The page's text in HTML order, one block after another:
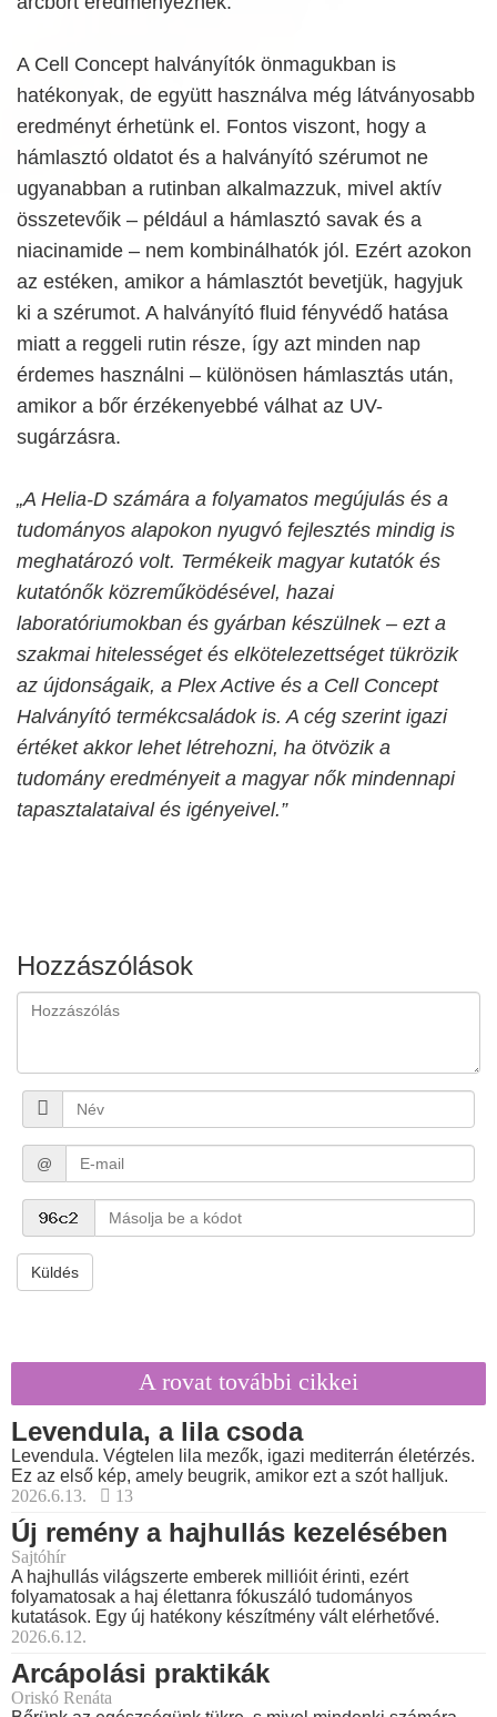
A Cell Concept halványítók önmagukban is
hatékonyak, de együtt használva még látványosabb
eredményt érhetünk el. Fontos viszont, hogy a
hámlasztó oldatot és a halványító szérumot ne
ugyanabban a rutinban alkalmazzuk, mivel aktív
összetevőik – például a hámlasztó savak és a
niacinamide – nem kombinálhatók jól. Ezért azokon
az estéken, amikor a hámlasztót bevetjük, hagyjuk
ki a szérumot. A halványító fluid fényvédő hatása
miatt a reggeli rutin része, így azt minden nap
érdemes használni – különösen hámlasztás után,
amikor a bőr érzékenyebbé válhat az UV-
sugárzásra.
„A Helia-D számára a folyamatos megújulás és a
tudományos alapokon nyugvó fejlesztés mindig is
meghatározó volt. Termékeik magyar kutatók és
kutatónők közreműködésével, hazai
laboratóriumokban és gyárban készülnek – ezt a
szakmai hitelességet és elkötelezettséget tükrözik
az újdonságaik, a Plex Active és a Cell Concept
Halványító termékcsaládok is. A cég szerint igazi
értéket akkor lehet létrehozni, ha ötvözik a
tudomány eredményeit a magyar nők mindennapi
tapasztalataival és igényeivel.”
Hozzászólások
@
Küldés
A rovat további cikkei
Levendula, a lila csoda
Levendula. Végtelen lila mezők, igazi mediterrán életérzés.
Ez az első kép, amely beugrik, amikor ezt a szót halljuk.
2026.6.13.
13
Új remény a hajhullás kezelésében
Sajtóhír
A hajhullás világszerte emberek millióit érinti, ezért
folyamatosak a haj élettanra fókuszáló tudományos
kutatások. Egy új hatékony készítmény vált elérhetővé.
2026.6.12.
Arcápolási praktikák
Oriskó Renáta